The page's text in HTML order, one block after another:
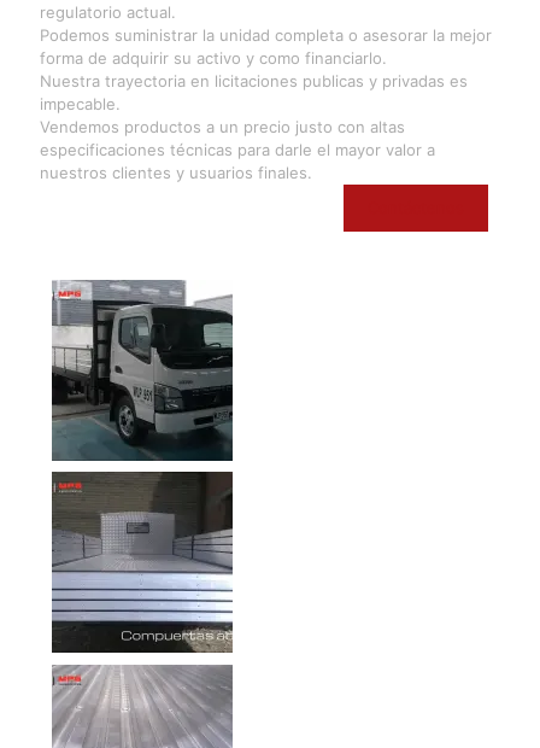
regulatorio actual.
Podemos suministrar la unidad completa o asesorar la mejor
forma de adquirir su activo y como financiarlo.
Nuestra trayectoria en licitaciones publicas y privadas es
impecable.
Vendemos productos a un precio justo con altas
especificaciones técnicas para darle el mayor valor a
nuestros clientes y usuarios finales.